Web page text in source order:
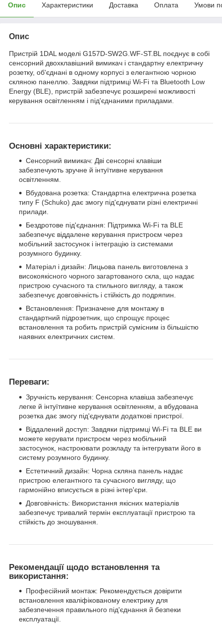
Опис Характеристики Доставка Оплата Умови
Опис
Пристрій 1DAL моделі G157D-SW2G.WF-ST.BL поєднує в собі
сенсорний двохклавішний вимикач і стандартну електричну
розетку, об'єднані в одному корпусі з елегантною чорною
скляною панеллю. Завдяки підтримці Wi-Fi та Bluetooth Low
Energy (BLE), пристрій забезпечує розширені можливості
керування освітленням і під'єднаними приладами.
Основні характеристики:
Сенсорний вимикач: Дві сенсорні клавіши
забезпечують зручне й інтуїтивне керування
освітленням.
Вбудована розетка: Стандартна електрична розетка
типу F (Schuko) дає змогу під'єднувати різні електричні
прилади.
Бездротове під'єднання: Підтримка Wi-Fi та BLE
забезпечує віддалене керування пристроєм через
мобільний застосунок і інтеграцію із системами
розумного будинку.
Матеріал і дизайн: Лицьова панель виготовлена з
високоякісного чорного загартованого скла, що надає
пристрою сучасного та стильного вигляду, а також
забезпечує довговічність і стійкість до подряпин.
Встановлення: Призначене для монтажу в
стандартний підрозетник, що спрощує процес
встановлення та робить пристрій сумісним із більшістю
наявних електричних систем.
Переваги:
Зручність керування: Сенсорна клавіша забезпечує
легке й інтуїтивне керування освітленням, а вбудована
розетка дає змогу під'єднувати додаткові пристрої.
Віддалений доступ: Завдяки підтримці Wi-Fi та BLE ви
можете керувати пристроєм через мобільний
застосунок, настроювати розкладу та інтегрувати його в
систему розумного будинку.
Естетичний дизайн: Чорна скляна панель надає
пристрою елегантного та сучасного вигляду, що
гармонійно вписується в різні інтер'єри.
Довговічність: Використання якісних матеріалів
забезпечує тривалий термін експлуатації пристрою та
стійкість до зношування.
Рекомендації щодо встановлення та
використання:
Професійний монтаж: Рекомендується довірити
встановлення кваліфікованому електрику для
забезпечення правильного під'єднання й безпеки
експлуатації.